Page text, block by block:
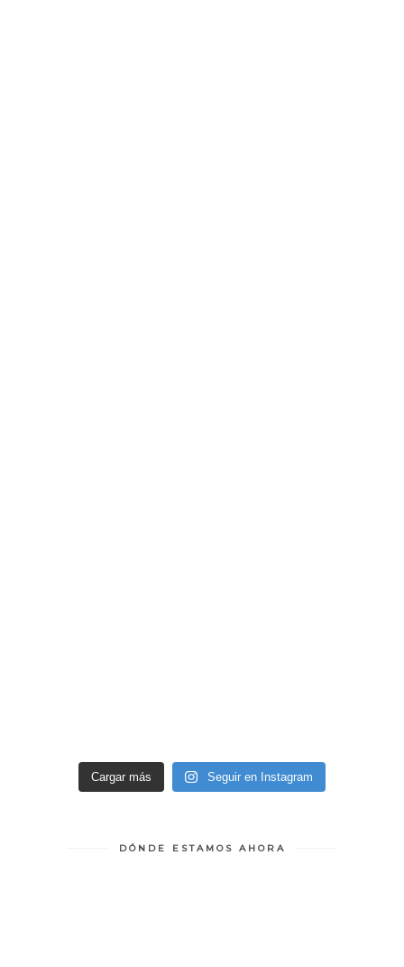
Cargar más Seguir en Instagram
DÓNDE ESTAMOS AHORA